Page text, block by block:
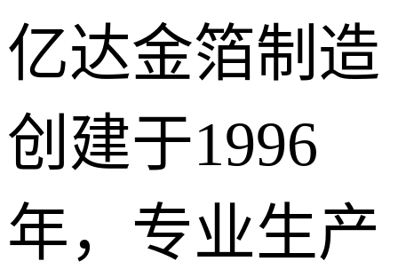
亿达金箔制造
创建于1996
年，专业生产